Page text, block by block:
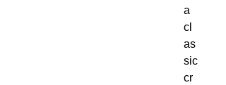
a
cl
as
sic
cr